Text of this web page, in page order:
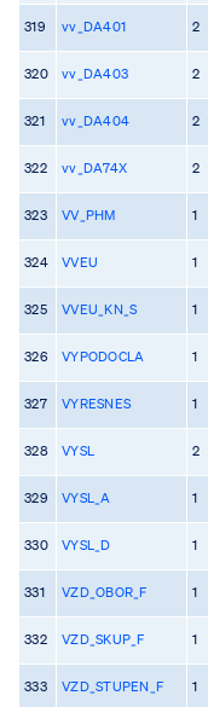
319 vv_DA401 2
320 vv_DA403 2
321 vv_DA404 2
322 vv_DA74X 2
323 VV_PHM 1
324 VVEU 1
325 VVEU_KN_S 1
326 VYPODOCLA 1
327 VYRESNES 1
328 VYSL 2
329 VYSL_A 1
330 VYSL_D 1
331 VZD_OBOR_F 1
332 VZD_SKUP_F 1
333 VZD_STUPEN_F 1